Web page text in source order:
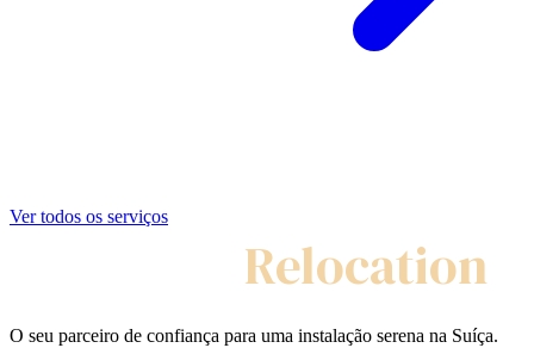
Ver todos os serviços
Relocation
O seu parceiro de confiança para uma instalação serena na Suíça.